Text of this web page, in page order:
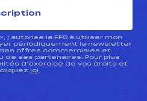
j’autorise la FFS à utiliser mon
périodiquement la newsletter
des offres commerciales et
de ses partenaires. Pour plus
d’exercice de vos droits et
ici